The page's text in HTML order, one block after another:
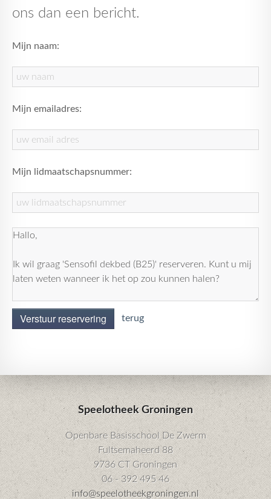
ons dan een bericht.
Mijn naam:
Mijn emailadres:
Mijn lidmaatschapsnummer:
Verstuur reservering terug
Speelotheek Groningen
Openbare Basisschool De Zwerm
Fultsemaheerd 88
9736 CT Groningen
06 - 392 495 46
info@speelotheekgroningen.nl